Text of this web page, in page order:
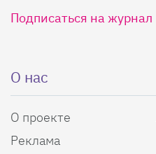
Подписаться на журнал
О нас
О проекте
Реклама